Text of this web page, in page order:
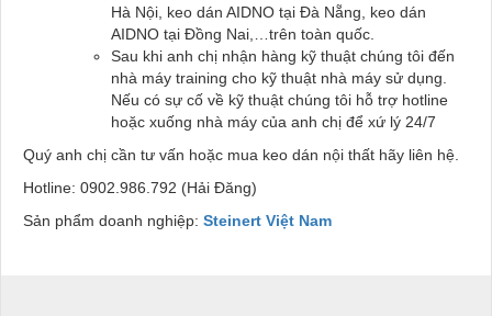
Hà Nội, keo dán AIDNO tại Đà Nẵng, keo dán
AIDNO tại Đồng Nai,…trên toàn quốc.
Sau khi anh chị nhận hàng kỹ thuật chúng tôi đến
nhà máy training cho kỹ thuật nhà máy sử dụng.
Nếu có sự cố về kỹ thuật chúng tôi hỗ trợ hotline
hoặc xuống nhà máy của anh chị để xứ lý 24/7
Quý anh chị cần tư vấn hoặc mua keo dán nội thất hãy liên hệ.
Hotline: 0902.986.792 (Hải Đăng)
Sản phẩm doanh nghiệp: Steinert Việt Nam